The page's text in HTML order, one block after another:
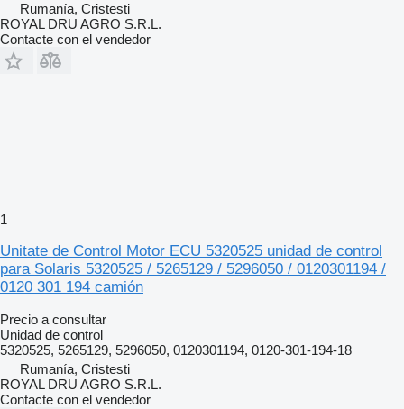
Rumanía, Cristesti
ROYAL DRU AGRO S.R.L.
Contacte con el vendedor
1
Unitate de Control Motor ECU 5320525 unidad de control
para Solaris 5320525 / 5265129 / 5296050 / 0120301194 /
0120 301 194 camión
Precio a consultar
Unidad de control
5320525, 5265129, 5296050, 0120301194, 0120-301-194-18
Rumanía, Cristesti
ROYAL DRU AGRO S.R.L.
Contacte con el vendedor